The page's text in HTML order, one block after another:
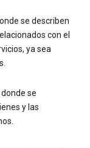
se describen
con el
ya sea
donde se
y las